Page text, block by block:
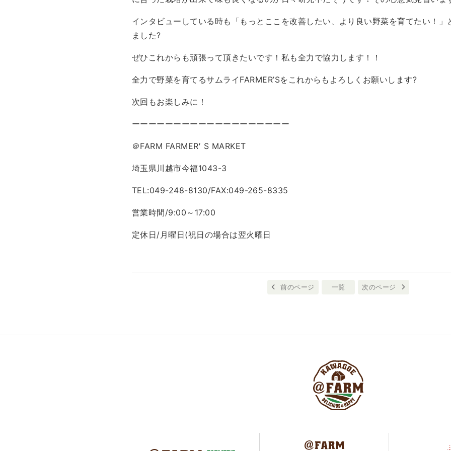
インタビューしている時も「もっとここを改善したい、より良い野菜を育てたい！」
ました?
ぜひこれからも頑張って頂きたいです！私も全力で協力します！！
全力で野菜を育てるサムライFARMER’Sをこれからもよろしくお願いします?
次回もお楽しみに！
ーーーーーーーーーーーーーーーーーーー
＠FARM FARMER′ S MARKET
埼玉県川越市今福1043-3
TEL:049-248-8130/FAX:049-265-8335
営業時間/9:00～17:00
定休日/月曜日(祝日の場合は翌火曜日
前のページ 一覧 次のページ